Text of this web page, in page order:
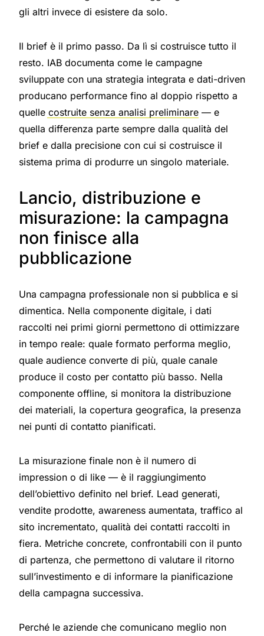
gli altri invece di esistere da solo.
Il brief è il primo passo. Da lì si costruisce tutto il
resto. IAB documenta come le campagne
sviluppate con una strategia integrata e dati-driven
producano performance fino al doppio rispetto a
quelle costruite senza analisi preliminare — e
quella differenza parte sempre dalla qualità del
brief e dalla precisione con cui si costruisce il
sistema prima di produrre un singolo materiale.
Lancio, distribuzione e
misurazione: la campagna
non finisce alla
pubblicazione
Una campagna professionale non si pubblica e si
dimentica. Nella componente digitale, i dati
raccolti nei primi giorni permettono di ottimizzare
in tempo reale: quale formato performa meglio,
quale audience converte di più, quale canale
produce il costo per contatto più basso. Nella
componente offline, si monitora la distribuzione
dei materiali, la copertura geografica, la presenza
nei punti di contatto pianificati.
La misurazione finale non è il numero di
impression o di like — è il raggiungimento
dell’obiettivo definito nel brief. Lead generati,
vendite prodotte, awareness aumentata, traffico al
sito incrementato, qualità dei contatti raccolti in
fiera. Metriche concrete, confrontabili con il punto
di partenza, che permettono di valutare il ritorno
sull’investimento e di informare la pianificazione
della campagna successiva.
Perché le aziende che comunicano meglio non